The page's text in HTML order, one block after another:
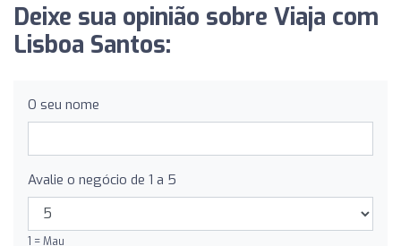
Deixe sua opinião sobre Viaja com
Lisboa Santos:
O seu nome
Avalie o negócio de 1 a 5
1 = Mau